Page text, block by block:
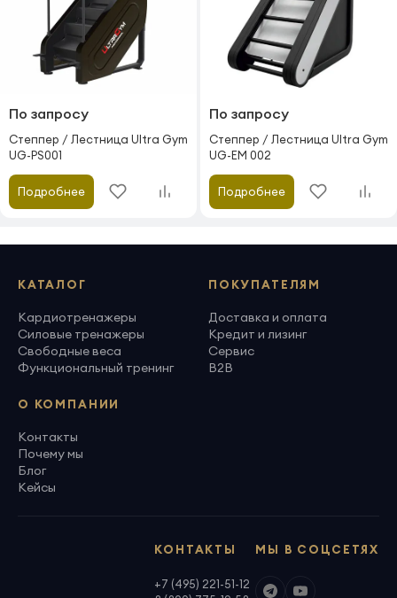
По запросу
Степпер / Лестница Ultra Gym
UG-PS001
Подробнее
По запросу
Степпер / Лестница Ultra Gym
UG-EM 002
Подробнее
КАТАЛОГ
Кардиотренажеры
Силовые тренажеры
Свободные веса
Функциональный тренинг
ПОКУПАТЕЛЯМ
Доставка и оплата
Кредит и лизинг
Сервис
B2B
О КОМПАНИИ
Контакты
Почему мы
Блог
Кейсы
МЫ В СОЦСЕТЯХ
КОНТАКТЫ
+7 (495) 221-51-12